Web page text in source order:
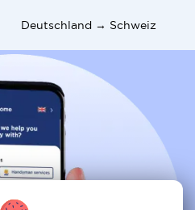
Deutschland → Schweiz